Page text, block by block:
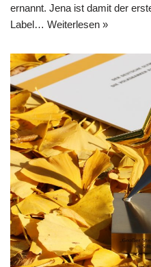
ernannt. Jena ist damit der
Label… Weiterlesen »